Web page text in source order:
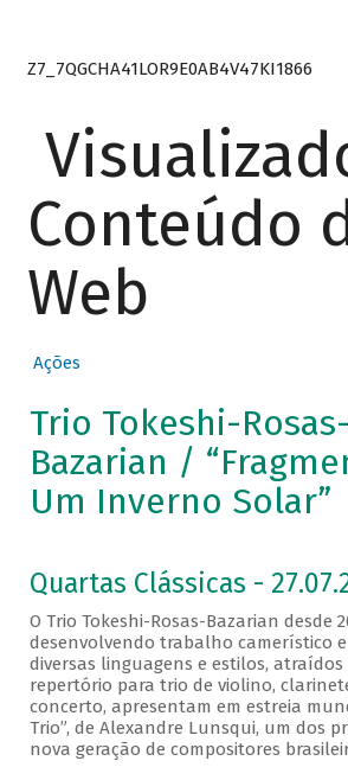
Z7_7QGCHA41LOR9E0AB4V47KI1866
Conteúdo
Web
Ações
Trio Tokeshi-Rosas-
Bazarian /
Um Inverno Solar”
Quartas Clássicas -
O Trio Tokeshi-Rosas-Bazarian desde
desenvolvendo trabalho camerístico
diversas linguagens e estilos,
repertório para trio de violino,
concerto, apresentam em estreia
Trio”, de Alexandre Lunsqui, um dos
nova geração de compositores